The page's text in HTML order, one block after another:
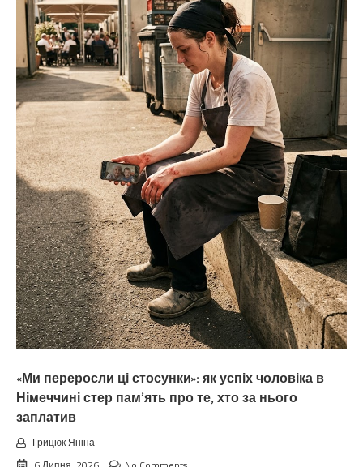
«Ми переросли ці стосунки»: як успіх чоловіка в
Німеччині стер пам’ять про те, хто за нього
заплатив
Грицюк Яніна